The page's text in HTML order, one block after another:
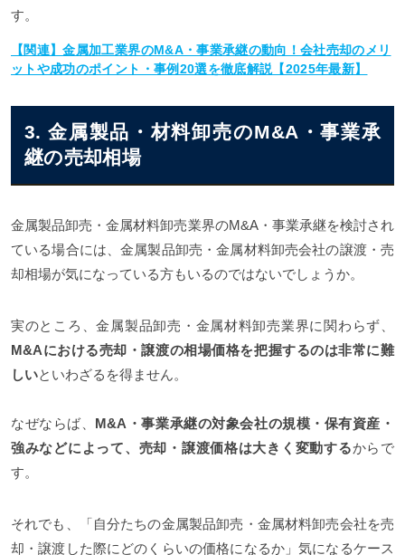
す。
【関連】金属加工業界のM&A・事業承継の動向！会社売却のメリ
ットや成功のポイント・事例20選を徹底解説【2025年最新】
3. 金属製品・材料卸売のM&A・事業承
継の売却相場
金属製品卸売・金属材料卸売業界のM&A・事業承継を検討され
ている場合には、金属製品卸売・金属材料卸売会社の譲渡・売
却相場が気になっている方もいるのではないでしょうか。
実のところ、金属製品卸売・金属材料卸売業界に関わらず、
M&Aにおける売却・譲渡の相場価格を把握するのは非常に難
しいといわざるを得ません。
なぜならば、 M&A・事業承継の対象会社の規模・保有資産・
強みなどによって、売却・譲渡価格は大きく変動するからで
す。
それでも、「自分たちの金属製品卸売・金属材料卸売会社を売
却・譲渡した際にどのくらいの価格になるか」気になるケース